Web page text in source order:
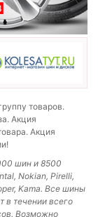
товаров.
Акция
Акция
шин и 8500
Nokian, Pirelli,
Kama. Все шины
в течении всего
Возможно